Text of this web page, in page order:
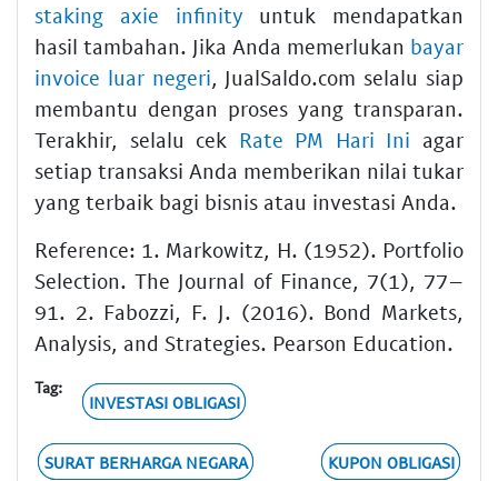
staking axie infinity untuk mendapatkan
hasil tambahan. Jika Anda memerlukan bayar
invoice luar negeri, JualSaldo.com selalu siap
membantu dengan proses yang transparan.
Terakhir, selalu cek Rate PM Hari Ini agar
setiap transaksi Anda memberikan nilai tukar
yang terbaik bagi bisnis atau investasi Anda.
Reference: 1. Markowitz, H. (1952). Portfolio
Selection. The Journal of Finance, 7(1), 77–
91. 2. Fabozzi, F. J. (2016). Bond Markets,
Analysis, and Strategies. Pearson Education.
Tag:
INVESTASI OBLIGASI
SURAT BERHARGA NEGARA KUPON OBLIGASI